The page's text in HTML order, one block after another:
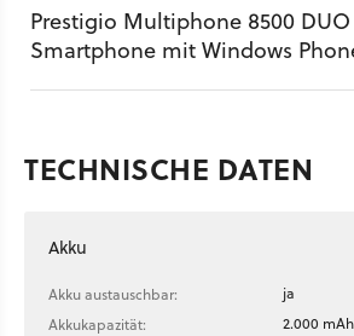
Prestigio Multiphone 8500
Smartphone mit Windows
TECHNISCHE DATEN
Akku
Akku austauschbar:
ja
Akkukapazität:
2.000 mAh